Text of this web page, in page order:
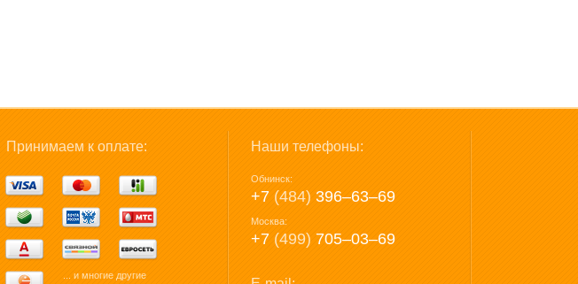
Принимаем к оплате:
... и многие другие
Наши телефоны:
Обнинск:
+7 (484) 396‒63‒69
Москва:
+7 (499) 705‒03‒69